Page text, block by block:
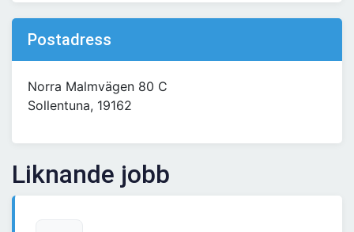
Postadress
Norra Malmvägen 80 C
Sollentuna, 19162
Liknande jobb